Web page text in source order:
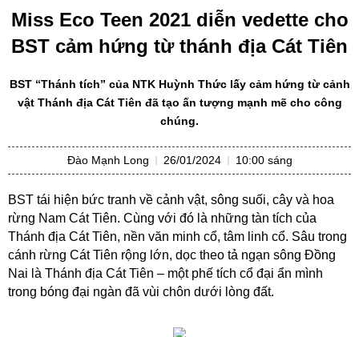
Miss Eco Teen 2021 diễn vedette cho
BST cảm hứng từ thánh địa Cát Tiên
BST “Thánh tích” của NTK Huỳnh Thức lấy cảm hứng từ cảnh
vật Thánh địa Cát Tiên đã tạo ấn tượng mạnh mẽ cho công
chúng.
Đào Mạnh Long 26/01/2024 10:00 sáng
BST tái hiện bức tranh về cảnh vật, sông suối, cây và hoa
rừng Nam Cát Tiên. Cùng với đó là những tàn tích của
Thánh địa Cát Tiên, nền văn minh cổ, tâm linh cổ. Sâu trong
cánh rừng Cát Tiên rộng lớn, dọc theo tả ngạn sông Đồng
Nai là Thánh địa Cát Tiên – một phế tích cổ đại ẩn mình
trong bóng đại ngàn đã vùi chôn dưới lòng đất.